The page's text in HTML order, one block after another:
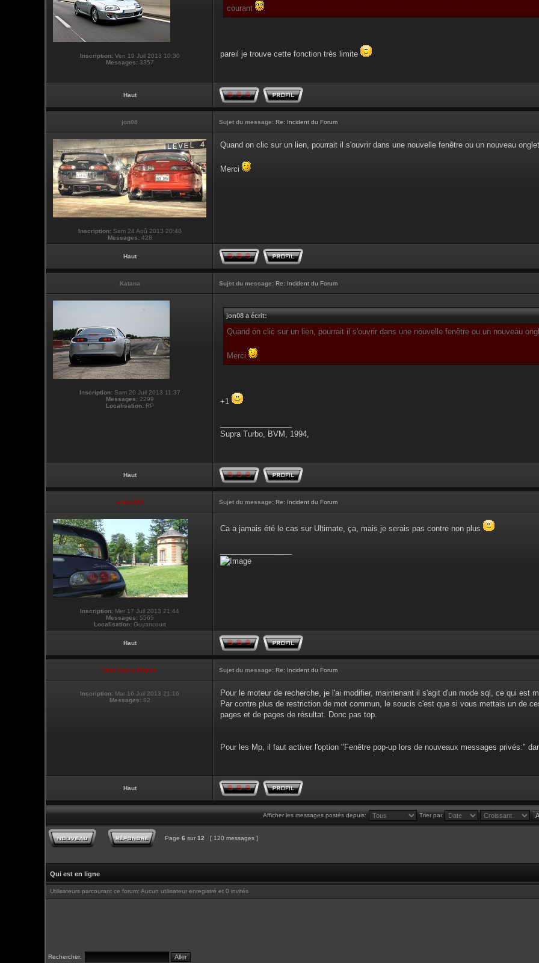
Inscription:Ven 19 Juil 2013 10:30
Messages:3357
courant
pareil je trouve cette fonction très limite
Haut
jon08 Sujet du message: Re: Incident du Forum
Inscription:Sam 24 Aoû 2013 20:48
Messages:428
Quand on clic sur un lien, pourrait il s'ouvrir dans une nouvelle fenêtre ou un nouveau
Merci
Haut
Katana Sujet du message: Re: Incident du Forum
Inscription:Sam 20 Juil 2013 11:37
Messages:2299
Localisation:RP
jon08 a écrit:
Quand on clic sur un lien, pourrait il s'ouvrir dans une nouvelle fenêtre ou un nouveau
Merci
+1
Supra Turbo, BVM, 1994,
Haut
vmax330 Sujet du message: Re: Incident du Forum
Inscription: Mer 17 Juil 2013 21:44
Messages:5565
Localisation:Guyancourt
Ca a jamais été le cas sur Ultimate, ça, mais je serais pas contre non plus
Haut
Club Supra France Sujet du message: Re: Incident du Forum
Inscription: Mar 16 Juil 2013 21:16
Messages:82
Pour le moteur de recherche, je l'ai modifier, maintenant il s'agit d'un mode sql, ce qui est
Par contre plus de restriction de mot commun, le soucis c'est que si vous mettais un de
pages et de pages de résultat. Donc pas top.
Pour les Mp, il faut activer l'option "Fenêtre pop-up lors de nouveaux messages privés:"
Haut
Afficher les messages postés depuis: Trier par
Page 6 sur 12 [ 120 messages ]
Qui est en ligne
Utilisateurs parcourant ce forum: Aucun utilisateur enregistré et 0 invités
Rechercher: